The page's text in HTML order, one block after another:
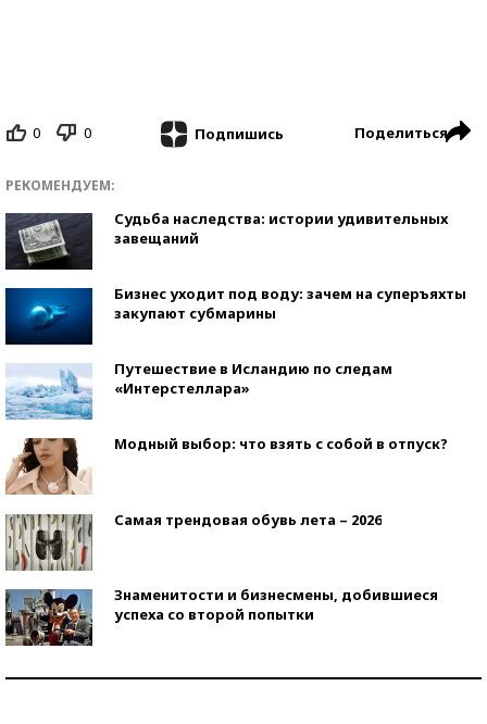
0 0 Подпишись Поделиться
РЕКОМЕНДУЕМ:
Судьба наследства: истории удивительных
завещаний
Бизнес уходит под воду: зачем на суперъяхты
закупают субмарины
Путешествие в Исландию по следам
«Интерстеллара»
Модный выбор: что взять с собой в отпуск?
Самая трендовая обувь лета – 2026
Знаменитости и бизнесмены, добившиеся
успеха со второй попытки